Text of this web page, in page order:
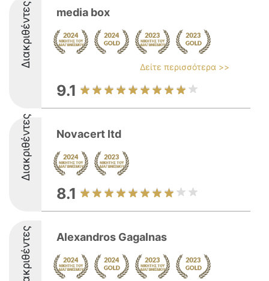
Διακριθέντες media box
Δείτε περισσότερα >>
9.1
Διακριθέντες Novacert ltd
8.1
Διακριθέντες Alexandros Gagalnas